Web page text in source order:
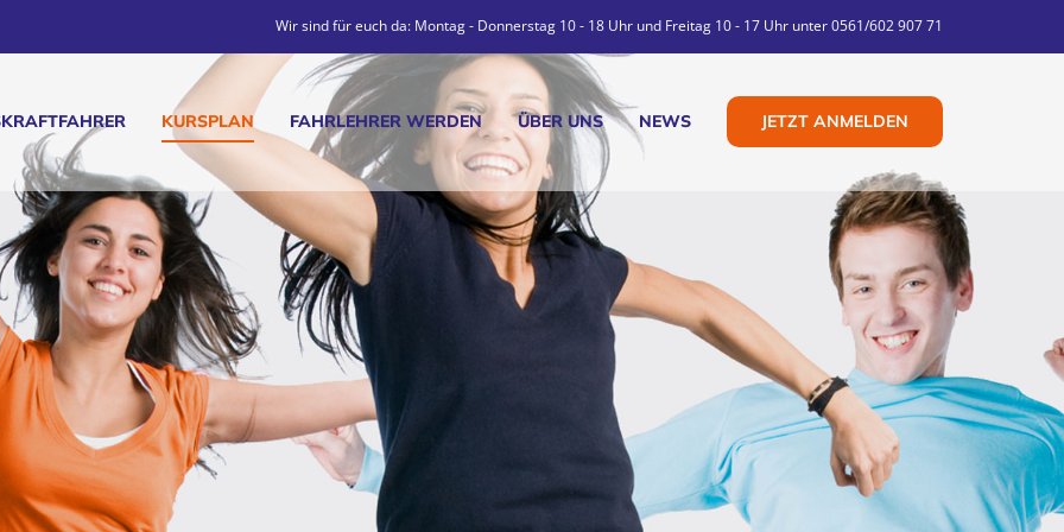
Wir sind für euch da: Montag - Donnerstag 10 - 18 Uhr und Freitag 10 - 17 Uhr unter 0561/602 907 71
KURSPLAN FAHRLEHRER WERDEN ÜBER UNS NEWS JETZT ANMELDEN